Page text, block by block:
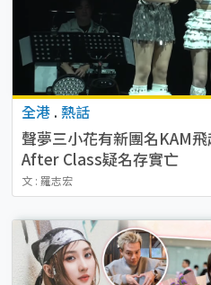
全港 . 熱話
聲夢三小花有新團名KAM
After Class疑名存實亡
文 : 羅志宏